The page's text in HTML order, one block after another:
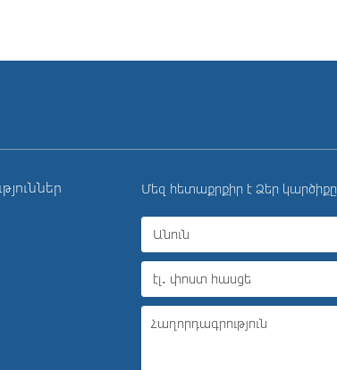
Մեզ հետաքրքիր է Ձեր կարծիքը